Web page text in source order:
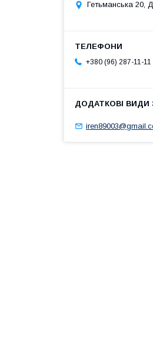
Гетьманська 20,
+380 (96) 287-11-11